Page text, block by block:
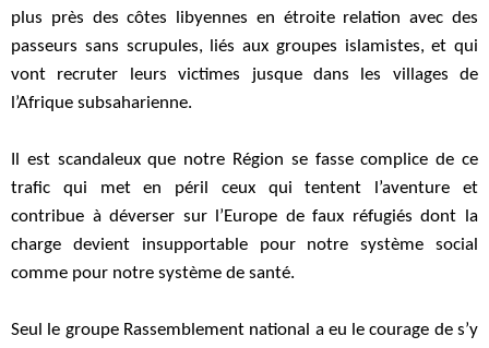
plus près des côtes libyennes en étroite relation avec des
passeurs sans scrupules, liés aux groupes islamistes, et qui
vont recruter leurs victimes jusque dans les villages de
l’Afrique subsaharienne.
Il est scandaleux que notre Région se fasse complice de ce
trafic qui met en péril ceux qui tentent l’aventure et
contribue à déverser sur l’Europe de faux réfugiés dont la
charge devient insupportable pour notre système social
comme pour notre système de santé.
Seul le groupe Rassemblement national a eu le courage de s’y